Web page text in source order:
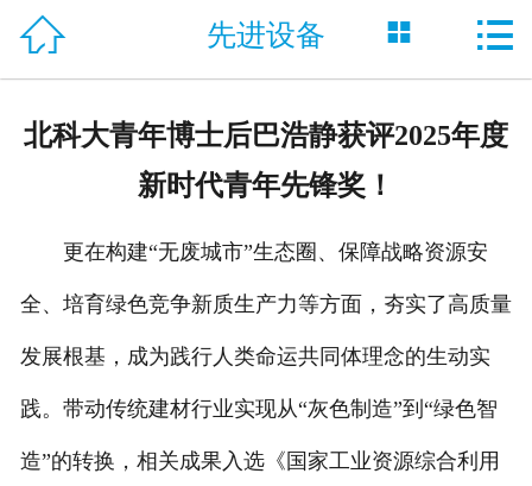
网站首页
活动专题
先进设备
 先进设备  
北科大青年博士后巴浩静获评2025年度
新时代青年先锋奖！
更在构建“无废城市”生态圈、保障战略资源安
全、培育绿色竞争新质生产力等方面，夯实了高质量
发展根基，成为践行人类命运共同体理念的生动实
践。带动传统建材行业实现从“灰色制造”到“绿色智
造”的转换，相关成果入选《国家工业资源综合利用